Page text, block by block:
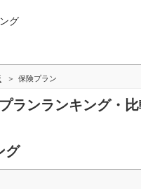
グ
保険プラン
ランランキング・
グ